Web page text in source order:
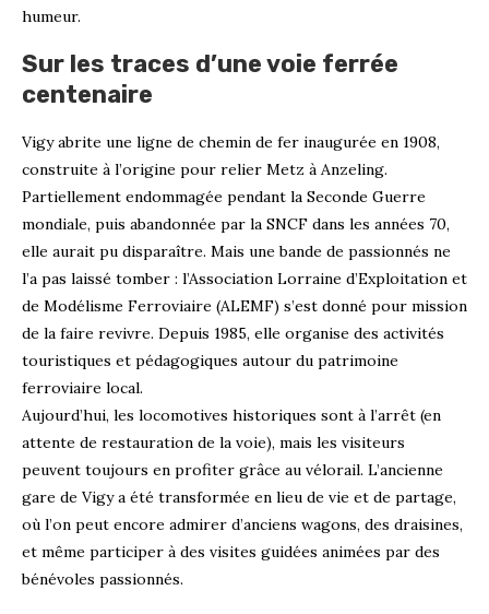
humeur.
Sur les traces d’une voie ferrée
centenaire
Vigy abrite une ligne de chemin de fer inaugurée en 1908,
construite à l’origine pour relier Metz à Anzeling.
Partiellement endommagée pendant la Seconde Guerre
mondiale, puis abandonnée par la SNCF dans les années 70,
elle aurait pu disparaître. Mais une bande de passionnés ne
l’a pas laissé tomber : l’Association Lorraine d’Exploitation et
de Modélisme Ferroviaire (ALEMF) s’est donné pour mission
de la faire revivre. Depuis 1985, elle organise des activités
touristiques et pédagogiques autour du patrimoine
ferroviaire local.
Aujourd’hui, les locomotives historiques sont à l’arrêt (en
attente de restauration de la voie), mais les visiteurs
peuvent toujours en profiter grâce au vélorail. L’ancienne
gare de Vigy a été transformée en lieu de vie et de partage,
où l’on peut encore admirer d’anciens wagons, des draisines,
et même participer à des visites guidées animées par des
bénévoles passionnés.